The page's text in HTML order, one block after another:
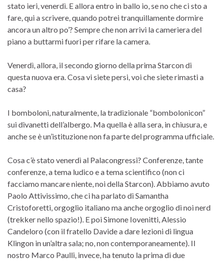
stato ieri, venerdì. E allora entro in ballo io, se no che ci sto a
fare, qui a scrivere, quando potrei tranquillamente dormire
ancora un altro po’? Sempre che non arrivi la cameriera del
piano a buttarmi fuori per rifare la camera.
Venerdì, allora, il secondo giorno della prima Starcon di
questa nuova era. Cosa vi siete persi, voi che siete rimasti a
casa?
I bomboloni, naturalmente, la tradizionale “bombolonicon”
sui divanetti dell’albergo. Ma quella è alla sera, in chiusura, e
anche se è un’istituzione non fa parte del programma ufficiale.
Cosa c’è stato venerdì al Palacongressi? Conferenze, tante
conferenze, a tema ludico e a tema scientifico (non ci
facciamo mancare niente, noi della Starcon). Abbiamo avuto
Paolo Attivissimo, che ci ha parlato di Samantha
Cristoforetti, orgoglio italiano ma anche orgoglio di noi nerd
(trekker nello spazio!). E poi Simone Iovenitti, Alessio
Candeloro (con il fratello Davide a dare lezioni di lingua
Klingon in un’altra sala; no, non contemporaneamente). Il
nostro Marco Paulli, invece, ha tenuto la prima di due